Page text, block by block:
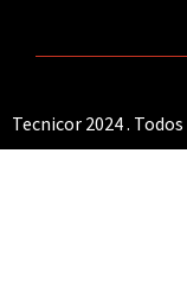
Tecnicor 2024 .